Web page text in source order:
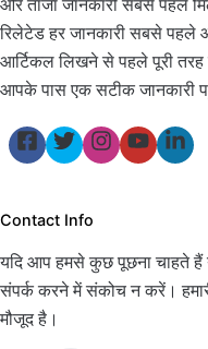
रिलेटेड हर जानकारी सबसे
आर्टिकल लिखने से पहले पूरी
आपके पास एक सटीक जानकारी
Contact Info
यदि आप हमसे कुछ पूछना चाहते
संपर्क करने में संकोच न करें।
मौजूद है।